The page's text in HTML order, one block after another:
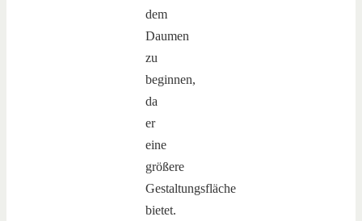
dem
Daumen
zu
beginnen,
da
er
eine
größere
Gestaltungsfläche
bietet.